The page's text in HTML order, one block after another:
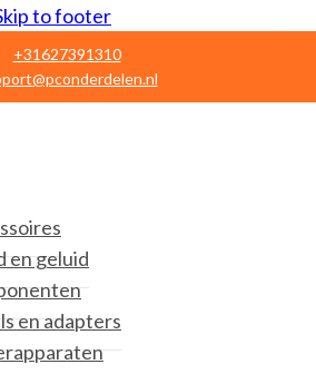
to footer
+31627391310
en geluid
en adapters